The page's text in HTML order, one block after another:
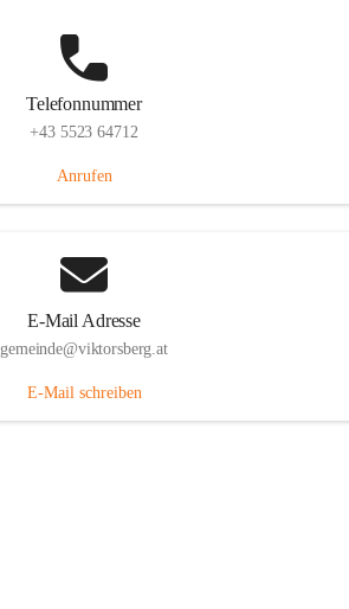
Telefonnummer
+43 5523 64712
Anrufen
E-Mail Adresse
gemeinde@viktorsberg.at
E-Mail schreiben